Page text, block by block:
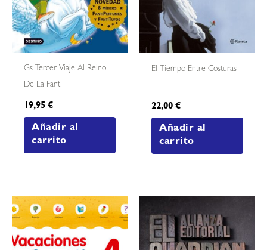
Gs Tercer Viaje Al Reino
De La Fant
19,95€
Añadir al
carrito
El Tiempo Entre Costuras
22,00€
Añadir al
carrito